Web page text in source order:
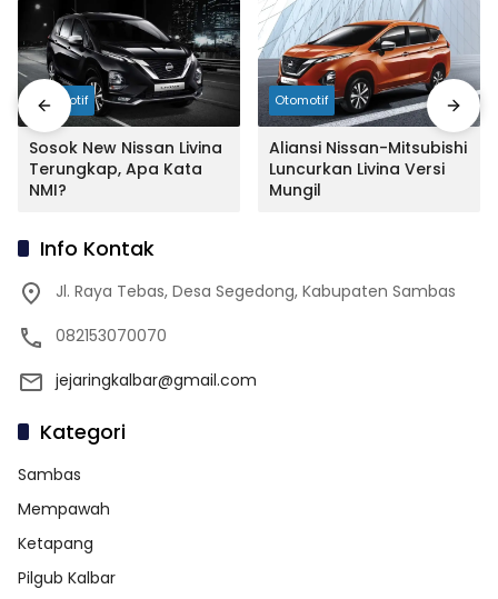
Otomotif
Sosok New Nissan Livina
Terungkap, Apa Kata
NMI?
Otomotif
Aliansi Nissan-Mitsubishi
Luncurkan Livina Versi
Mungil
Info Kontak
Jl. Raya Tebas, Desa Segedong, Kabupaten Sambas
082153070070
jejaringkalbar@gmail.com
Kategori
Sambas
Mempawah
Ketapang
Pilgub Kalbar